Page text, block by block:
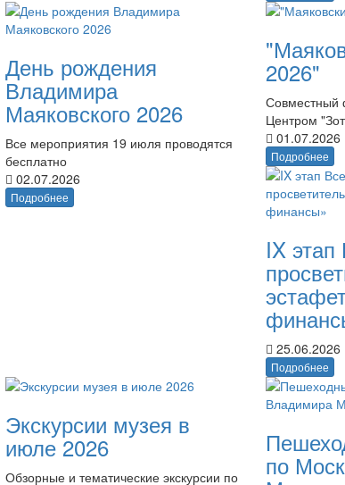
День рождения
Владимира
Маяковского 2026
Все мероприятия 19 июля проводятся
бесплатно
02.07.2026
Подробнее
2026"
Совместный
Центром
01.07.2026
Подробнее
IX этап
25.06.2026
Подробнее
Экскурсии музея в
июле 2026
Обзорные и тематические экскурсии по
по